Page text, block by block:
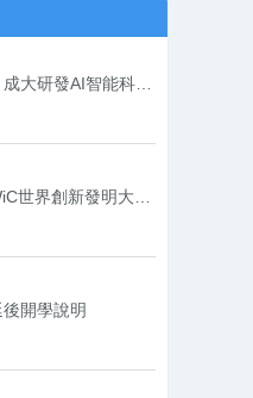
開學說明